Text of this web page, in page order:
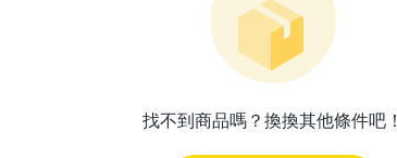
找不到商品嗎？換換其他條件吧！